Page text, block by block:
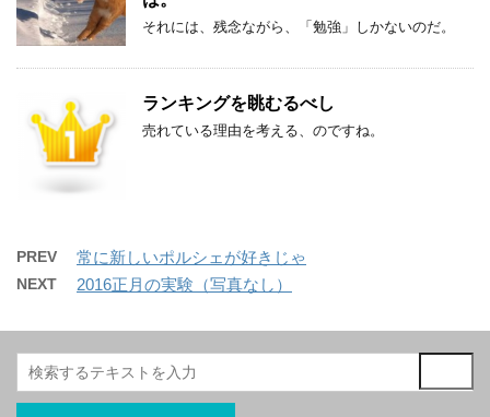
それには、残念ながら、「勉強」しかないのだ。
ランキングを眺むるべし
売れている理由を考える、のですね。
PREV 常に新しいポルシェが好きじゃ
NEXT 2016正月の実験（写真なし）